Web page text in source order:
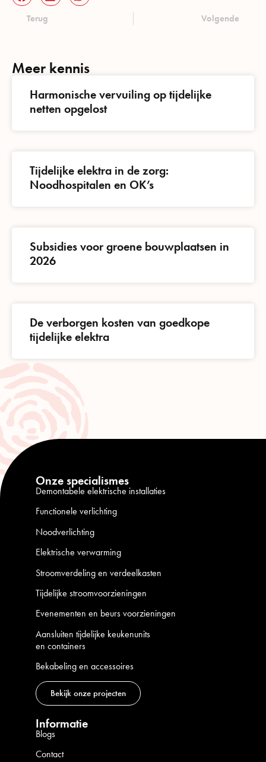
Terug Volgende
Meer kennis
Harmonische vervuiling op tijdelijke
netten opgelost
Tijdelijke elektra in de zorg:
Noodhospitalen en OK’s
Subsidies voor groene bouwplaatsen in
2026
De verborgen kosten van goedkope
tijdelijke elektra
Onze specialismes
Demontabele elektrische installaties
Functionele verlichting
Noodverlichting
Elektrische verwarming
Stroomverdeling en verdeelkasten
Tijdelijke stroomvoorzieningen
Evenementen en beurs voorzieningen
Aansluiten tijdelijke keukenunits
en containers
Bekabeling en accessoires
Bekijk onze projecten
Informatie
Blogs
Contact